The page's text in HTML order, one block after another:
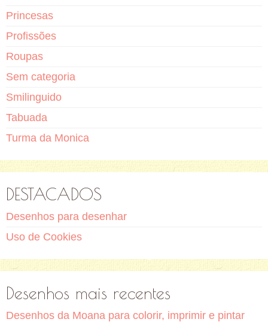
Princesas
Profissões
Roupas
Sem categoria
Smilinguido
Tabuada
Turma da Monica
DESTACADOS
Desenhos para desenhar
Uso de Cookies
Desenhos mais recentes
Desenhos da Moana para colorir, imprimir e pintar